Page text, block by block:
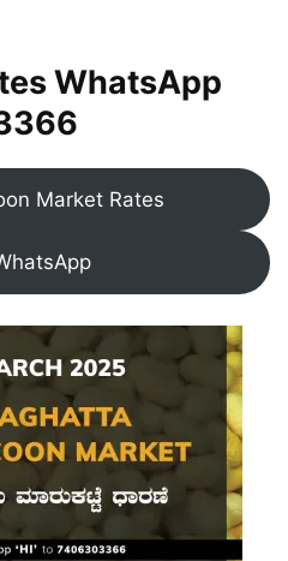
WhatsApp
Market Rates